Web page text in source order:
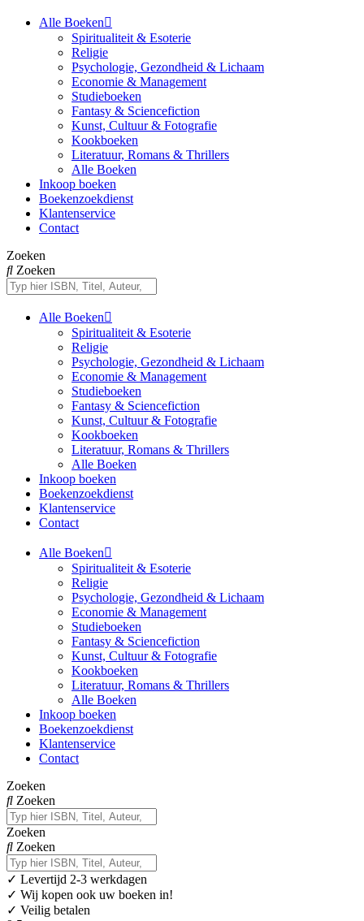
Alle Boeken
Spiritualiteit & Esoterie
Religie
Psychologie, Gezondheid & Lichaam
Economie & Management
Studieboeken
Fantasy & Sciencefiction
Kunst, Cultuur & Fotografie
Kookboeken
Literatuur, Romans & Thrillers
Alle Boeken
Inkoop boeken
Boekenzoekdienst
Klantenservice
Contact
Zoeken
Zoeken
Alle Boeken
Spiritualiteit & Esoterie
Religie
Psychologie, Gezondheid & Lichaam
Economie & Management
Studieboeken
Fantasy & Sciencefiction
Kunst, Cultuur & Fotografie
Kookboeken
Literatuur, Romans & Thrillers
Alle Boeken
Inkoop boeken
Boekenzoekdienst
Klantenservice
Contact
Alle Boeken
Spiritualiteit & Esoterie
Religie
Psychologie, Gezondheid & Lichaam
Economie & Management
Studieboeken
Fantasy & Sciencefiction
Kunst, Cultuur & Fotografie
Kookboeken
Literatuur, Romans & Thrillers
Alle Boeken
Inkoop boeken
Boekenzoekdienst
Klantenservice
Contact
Zoeken
Zoeken
Zoeken
Zoeken
✓ Levertijd 2-3 werkdagen
✓ Wij kopen ook uw boeken in!
✓ Veilig betalen